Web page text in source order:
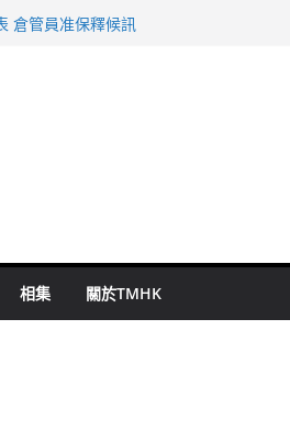
判囚四月
倉管員准保釋候訊
相集 關於TMHK